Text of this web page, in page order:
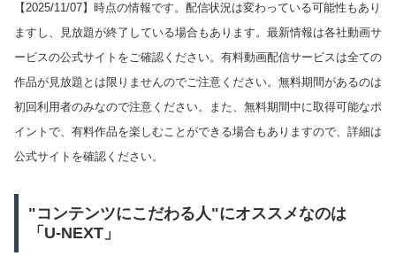
【2025/11/07】時点の情報です。配信状況は変わっている可能性もあり
ますし、見放題が終了している場合もあります。最新情報は各社動画サ
ービスの公式サイトをご確認ください。有料動画配信サービスは全ての
作品が見放題とは限りませんのでご注意ください。無料期間があるのは
初回利用者のみなので注意ください。また、無料期間中に取得可能なポ
イントで、有料作品を楽しむことができる場合もありますので、詳細は
公式サイトを確認ください。
"コンテンツにこだわる人"にオススメなのは
「U-NEXT」